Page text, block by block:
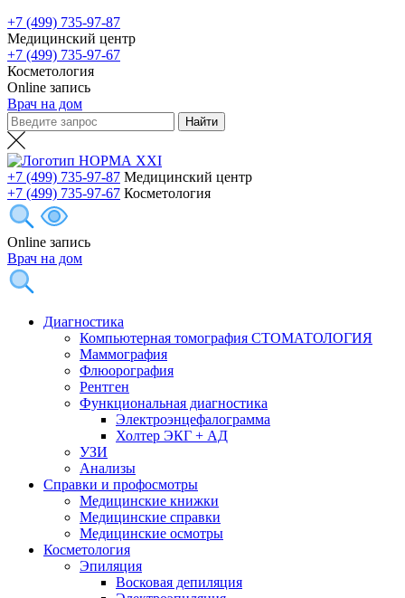
+7 (499) 735-97-87
Медицинский центр
+7 (499) 735-97-67
Косметология
Online запись
Врач на дом
+7 (499) 735-97-87 Медицинский центр
+7 (499) 735-97-67 Косметология
Online запись
Врач на дом
Диагностика
Компьютерная томография СТОМАТОЛОГИЯ
Маммография
Флюорография
Рентген
Функциональная диагностика
Электроэнцефалограмма
Холтер ЭКГ + АД
УЗИ
Анализы
Справки и профосмотры
Медицинские книжки
Медицинские справки
Медицинские осмотры
Косметология
Эпиляция
Восковая депиляция